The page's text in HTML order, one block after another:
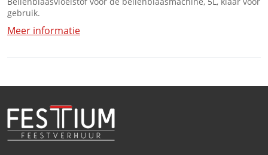
gebruik.
Meer informatie